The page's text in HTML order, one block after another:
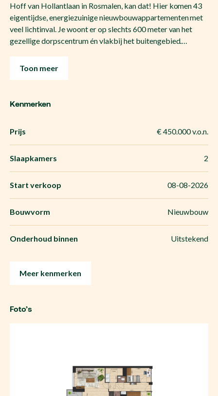
Hoff van Hollantlaan in Rosmalen, kan dat! Hier komen 43
eigentijdse, energiezuinige nieuwbouwappartementen met
veel lichtinval. Je woont er op slechts 600 meter van het
gezellige dorpscentrum én vlakbij het buitengebied.…
Toon meer
Kenmerken
Prijs € 450.000 v.o.n.
Slaapkamers 2
Start verkoop 08-08-2026
Bouwvorm Nieuwbouw
Onderhoud binnen Uitstekend
Meer kenmerken
Foto’s